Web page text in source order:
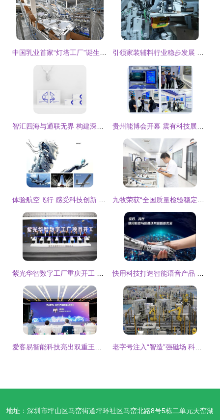
地址：深圳市坪山区马峦街道坪环社区马峦北路8号5栋二单元天峦湖